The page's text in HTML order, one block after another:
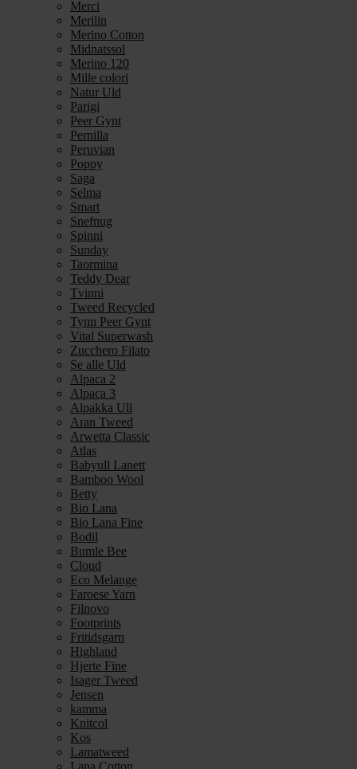
Merci
Merilin
Merino Cotton
Midnatssol
Merino 120
Mille colori
Natur Uld
Parigi
Peer Gynt
Pernilla
Peruvian
Poppy
Saga
Selma
Smart
Snefnug
Spinni
Sunday
Taormina
Teddy Dear
Tvinni
Tweed Recycled
Tynn Peer Gynt
Vital Superwash
Zucchero Filato
Se alle Uld
Alpaca 2
Alpaca 3
Alpakka Ull
Aran Tweed
Arwetta Classic
Atlas
Babyull Lanett
Bamboo Wool
Betty
Bio Lana
Bio Lana Fine
Bodil
Bumle Bee
Cloud
Eco Melange
Faroese Yarn
Filnovo
Footprints
Fritidsgarn
Highland
Hjerte Fine
Isager Tweed
Jensen
kamma
Knitcol
Kos
Lamatweed
Lana Cotton